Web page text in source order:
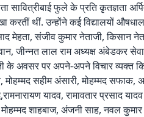
सावित्रीबाई फुले के प्रति कृतज्ञता
करतीं थीं. उन्होंने कई विद्यालयों
मेहता, संजीव कुमार नेताजी, किसान
जीन्नत लाल राम अध्यक्ष अंबेडकर
के अवसर पर अपने-अपने विचार व्यक्त
मोहम्मद सहीम अंसारी, मोहम्मद
यादव, रामावतार प्रसाद
शाहबाज, अंजनी साह, नवल